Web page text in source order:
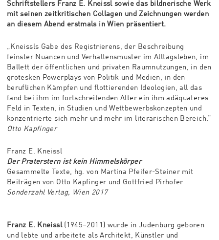
Schriftstellers Franz E. Kneissl sowie das bildnerische Werk
mit seinen zeitkritischen Collagen und Zeichnungen werden
an diesem Abend erstmals in Wien präsentiert.
„Kneissls Gabe des Registrierens, der Beschreibung
feinster Nuancen und Verhaltensmuster im Alltagsleben, im
Ballett der öffentlichen und privaten Raumnutzungen, in den
grotesken Powerplays von Politik und Medien, in den
beruflichen Kämpfen und flottierenden Ideologien, all das
fand bei ihm im fortschreitenden Alter ein ihm adäquateres
Feld in Texten, in Studien und Wettbewerbskonzepten und
konzentrierte sich mehr und mehr im literarischen Bereich.“
Otto Kapfinger
Franz E. Kneissl
Der Praterstern ist kein Himmelskörper
Gesammelte Texte, hg. von Martina Pfeifer-Steiner mit
Beiträgen von Otto Kapfinger und Gottfried Pirhofer
Sonderzahl Verlag, Wien 2017
Franz E. Kneissl(1945–2011) wurde in Judenburg geboren
und lebte und arbeitete als Architekt, Künstler und